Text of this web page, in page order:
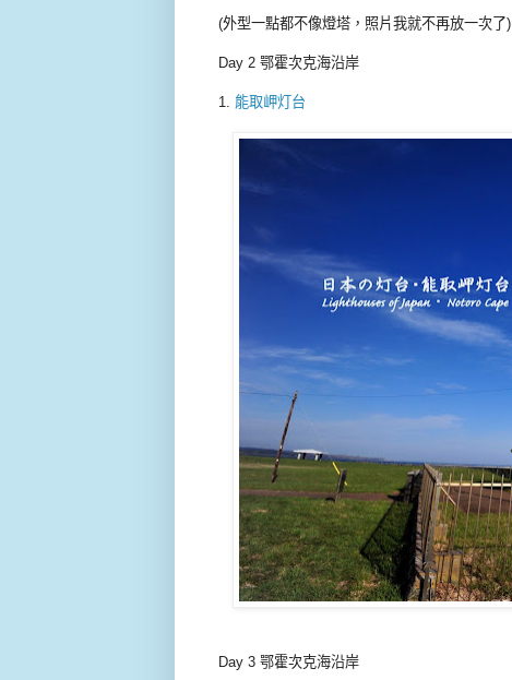
(外型一點都不像燈塔，照片我就不再放一次了)
Day 2 鄂霍次克海沿岸
1. 能取岬灯台
Day 3 鄂霍次克海沿岸